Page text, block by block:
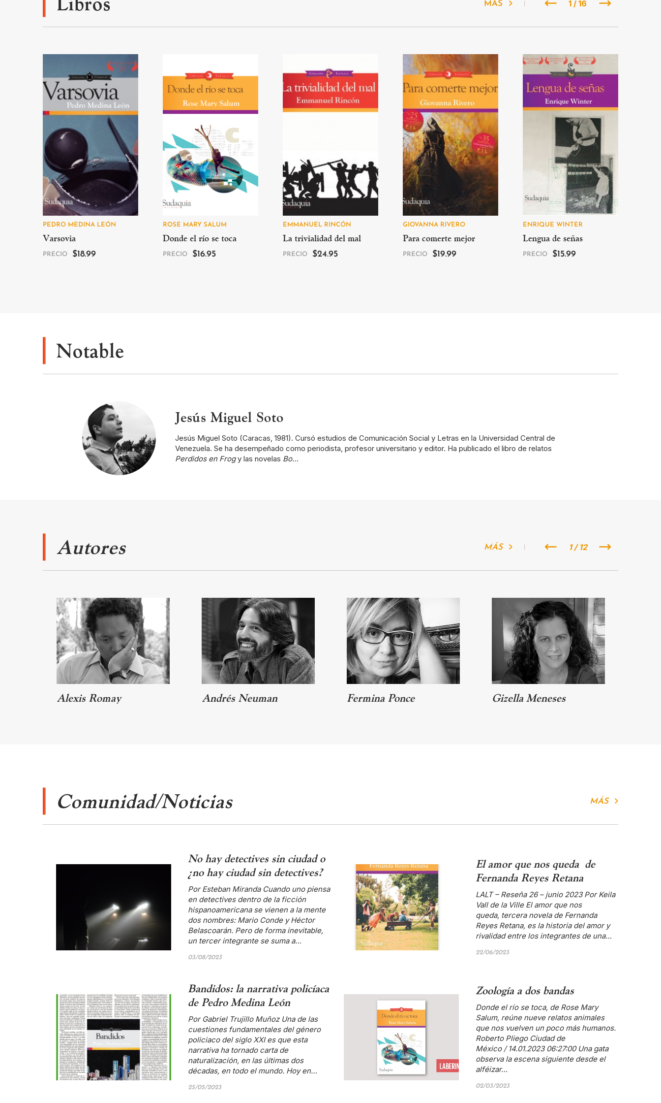
MÁS 1 / 16
PEDRO MEDINA LEÓN
Varsovia
PRECIO $18.99
ROSE MARY SALUM
Donde el río se toca
PRECIO $16.95
EMMANUEL RINCÓN
La trivialidad del mal
PRECIO $24.95
GIOVANNA RIVERO
Para comerte mejor
PRECIO $19.99
ENRIQUE WINTER
Lengua de señas
PRECIO $15.99
Notable
Jesús Miguel Soto
Jesús Miguel Soto (Caracas, 1981). Cursó estudios de Comunicación Social y Letras en la Universidad Central de
Venezuela. Se ha desempeñado como periodista, profesor universitario y editor. Ha publicado el libro de relatos
Perdidos en Frogy las novelas Bo…
Autores MÁS 1 / 12
Alexis Romay Andrés Neuman Fermina Ponce Gizella Meneses
Comunidad/Noticias MÁS
No hay detectives sin ciudad o
¿no hay ciudad sin detectives?
Por Esteban Miranda Cuando uno piensa
en detectives dentro de la ficción
hispanoamericana se vienen a la mente
dos nombres: Mario Conde y Héctor
Belascoarán. Pero de forma inevitable,
un tercer integrante se suma a…
03/08/2023
El amor que nos queda de
Fernanda Reyes Retana
LALT – Reseña 26 – junio 2023 Por Keila
Vall de la Ville El amor que nos
queda, tercera novela de Fernanda
Reyes Retana, es la historia del amor y
rivalidad entre los integrantes de una…
22/06/2023
Bandidos: la narrativa policíaca
de Pedro Medina León
Por Gabriel Trujillo Muñoz Una de las
cuestiones fundamentales del género
policiaco del siglo XXI es que esta
narrativa ha tornado carta de
naturalización, en las últimas dos
décadas, en todo el mundo. Hoy en…
25/05/2023
Zoología a dos bandas
Donde el río se toca, de Rose Mary
Salum, reúne nueve relatos animales
que nos vuelven un poco más humanos.
Roberto Pliego Ciudad de
México / 14.01.2023 06:27:00 Una gata
observa la escena siguiente desde el
alféizar…
02/03/2023